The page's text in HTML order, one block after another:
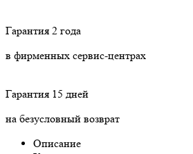
Гарантия 2 года
в фирменных сервис-центрах
Гарантия 15 дней
на безусловный возврат
Описание